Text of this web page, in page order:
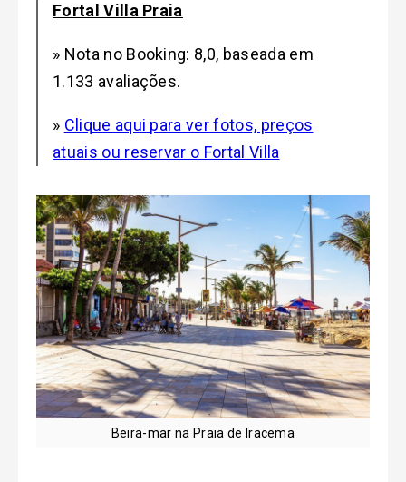
Fortal Villa Praia
» Nota no Booking: 8,0, baseada em
1.133 avaliações.
» Clique aqui para ver fotos, preços
atuais ou reservar o Fortal Villa
Beira-mar na Praia de Iracema